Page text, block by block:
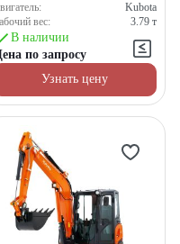
Kubota
вес:
3.79 т
В наличии
по запросу
Узнать цену